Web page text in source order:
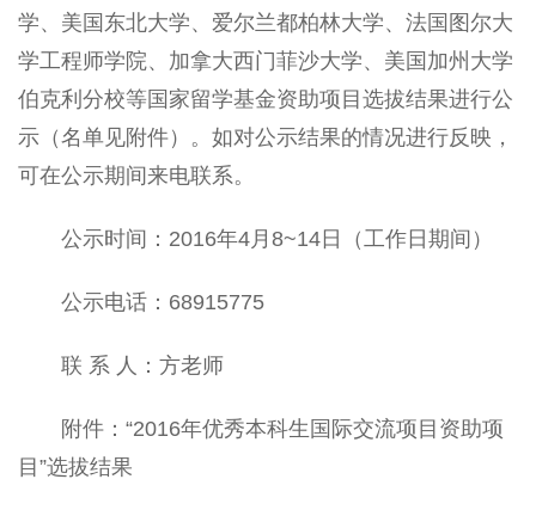
学、美国东北大学、爱尔兰都柏林大学、法国图尔大
学工程师学院、加拿大西门菲沙大学、美国加州大学
伯克利分校等国家留学基金资助项目选拔结果进行公
示（名单见附件）。如对公示结果的情况进行反映，
可在公示期间来电联系。
公示时间：2016年4月8~14日（工作日期间）
公示电话：68915775
联 系 人：方老师
附件：“2016年优秀本科生国际交流项目资助项
目”选拔结果